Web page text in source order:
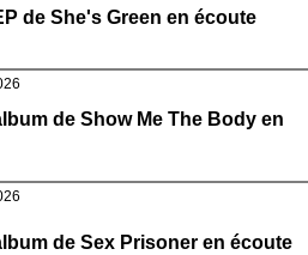
de She's Green en écoute
de Show Me The Body en
de Sex Prisoner en écoute